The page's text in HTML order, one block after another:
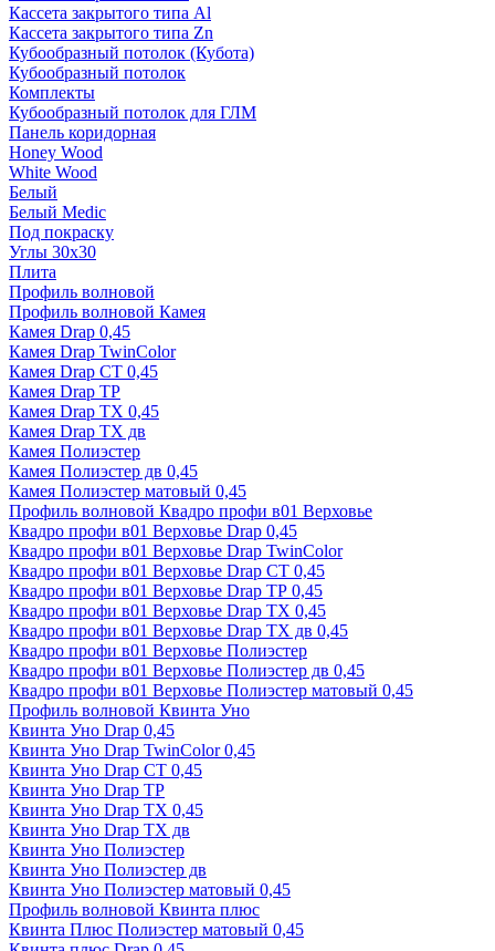
Кассета закрытого типа Al
Кассета закрытого типа Zn
Кубообразный потолок (Кубота)
Кубообразный потолок
Комплекты
Кубообразный потолок для ГЛМ
Панель коридорная
Honey Wood
White Wood
Белый
Белый Medic
Под покраску
Углы 30х30
Плита
Профиль волновой
Профиль волновой Камея
Камея Drap 0,45
Камея Drap TwinColor
Камея Drap СТ 0,45
Камея Drap ТР
Камея Drap ТХ 0,45
Камея Drap ТХ дв
Камея Полиэстер
Камея Полиэстер дв 0,45
Камея Полиэстер матовый 0,45
Профиль волновой Квадро профи в01 Верховье
Квадро профи в01 Верховье Drap 0,45
Квадро профи в01 Верховье Drap TwinColor
Квадро профи в01 Верховье Drap СТ 0,45
Квадро профи в01 Верховье Drap ТР 0,45
Квадро профи в01 Верховье Drap ТХ 0,45
Квадро профи в01 Верховье Drap ТХ дв 0,45
Квадро профи в01 Верховье Полиэстер
Квадро профи в01 Верховье Полиэстер дв 0,45
Квадро профи в01 Верховье Полиэстер матовый 0,45
Профиль волновой Квинта Уно
Квинта Уно Drap 0,45
Квинта Уно Drap TwinColor 0,45
Квинта Уно Drap СТ 0,45
Квинта Уно Drap ТР
Квинта Уно Drap ТХ 0,45
Квинта Уно Drap ТХ дв
Квинта Уно Полиэстер
Квинта Уно Полиэстер дв
Квинта Уно Полиэстер матовый 0,45
Профиль волновой Квинта плюс
Квинта Плюс Полиэстер матовый 0,45